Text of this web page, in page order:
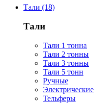
Тали (18)
Тали
Тали 1 тонна
Тали 2 тонны
Тали 3 тонны
Тали 5 тонн
Ручные
Электрические
Тельферы